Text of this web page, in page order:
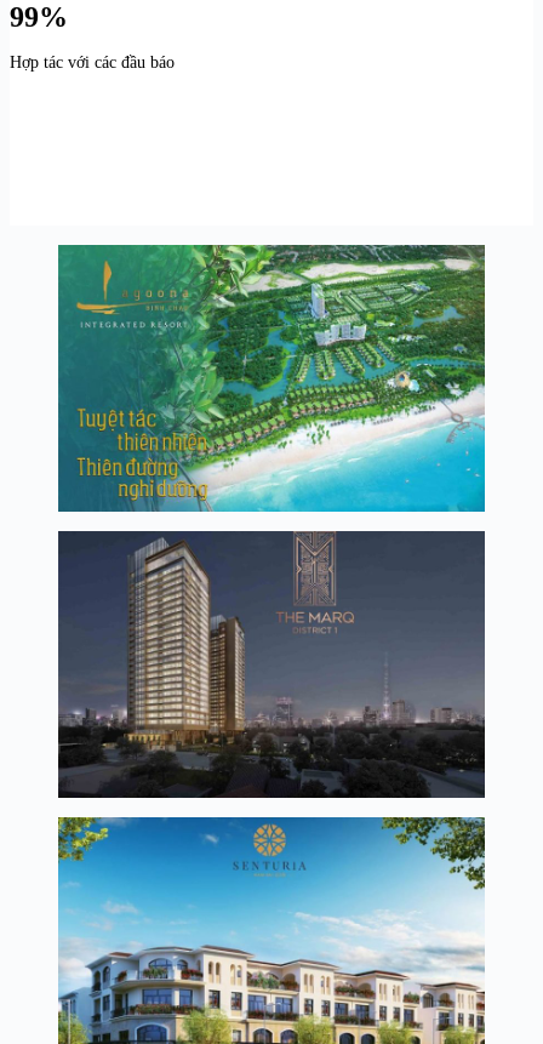
99%
Hợp tác với các đầu báo